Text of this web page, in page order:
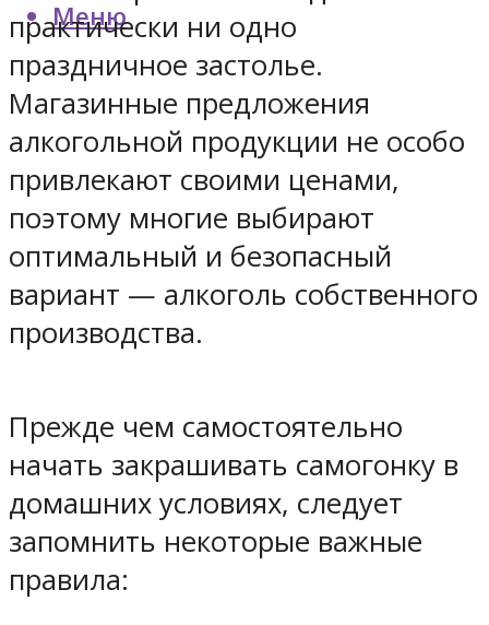
Меню
практически ни одно
праздничное застолье.
Магазинные предложения
алкогольной продукции не особо
привлекают своими ценами,
поэтому многие выбирают
оптимальный и безопасный
вариант — алкоголь собственного
производства.
Прежде чем самостоятельно
начать закрашивать самогонку в
домашних условиях, следует
запомнить некоторые важные
правила: